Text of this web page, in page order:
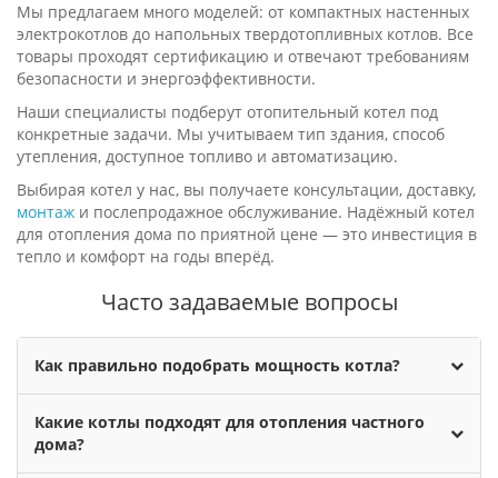
Мы предлагаем много моделей: от компактных настенных
электрокотлов до напольных твердотопливных котлов. Все
товары проходят сертификацию и отвечают требованиям
безопасности и энергоэффективности.
Наши специалисты подберут отопительный котел под
конкретные задачи. Мы учитываем тип здания, способ
утепления, доступное топливо и автоматизацию.
Выбирая котел у нас, вы получаете консультации, доставку,
монтаж и послепродажное обслуживание. Надёжный котел
для отопления дома по приятной цене — это инвестиция в
тепло и комфорт на годы вперёд.
Часто задаваемые вопросы
Как правильно подобрать мощность котла?
Какие котлы подходят для отопления частного
дома?